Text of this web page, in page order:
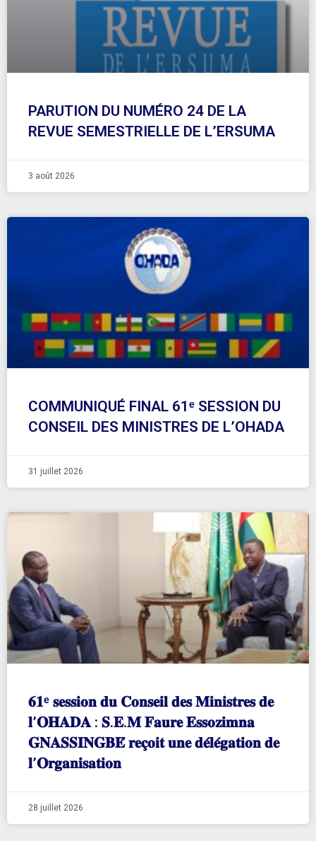
PARUTION DU NUMÉRO 24 DE LA
REVUE SEMESTRIELLE DE L’ERSUMA
3 août 2026
COMMUNIQUÉ FINAL 61ᵉ SESSION DU
CONSEIL DES MINISTRES DE L’OHADA
31 juillet 2026
𝟔𝟏ᵉ 𝐬𝐞𝐬𝐬𝐢𝐨𝐧 𝐝𝐮 𝐂𝐨𝐧𝐬𝐞𝐢𝐥 𝐝𝐞𝐬 𝐌𝐢𝐧𝐢𝐬𝐭𝐫𝐞𝐬 𝐝𝐞
𝐥’𝐎𝐇𝐀𝐃𝐀 : 𝐒.𝐄.𝐌 𝐅𝐚𝐮𝐫𝐞 𝐄𝐬𝐬𝐨𝐳𝐢𝐦𝐧𝐚
𝐆𝐍𝐀𝐒𝐒𝐈𝐍𝐆𝐁𝐄́ 𝐫𝐞𝐜̧𝐨𝐢𝐭 𝐮𝐧𝐞 𝐝𝐞́𝐥𝐞́𝐠𝐚𝐭𝐢𝐨𝐧 𝐝𝐞
𝐥’𝐎𝐫𝐠𝐚𝐧𝐢𝐬𝐚𝐭𝐢𝐨𝐧
28 juillet 2026